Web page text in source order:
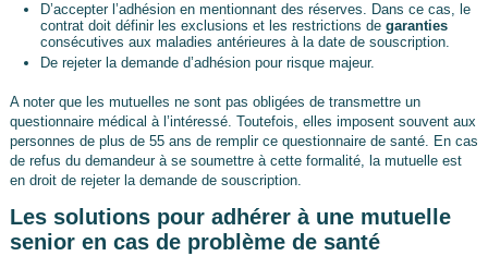
D’accepter l’adhésion en mentionnant des réserves. Dans ce cas, le
contrat doit définir les exclusions et les restrictions de garanties
consécutives aux maladies antérieures à la date de souscription.
De rejeter la demande d’adhésion pour risque majeur.
A noter que les mutuelles ne sont pas obligées de transmettre un
questionnaire médical à l’intéressé. Toutefois, elles imposent souvent aux
personnes de plus de 55 ans de remplir ce questionnaire de santé. En cas
de refus du demandeur à se soumettre à cette formalité, la mutuelle est
en droit de rejeter la demande de souscription.
Les solutions pour adhérer à une mutuelle
senior en cas de problème de santé